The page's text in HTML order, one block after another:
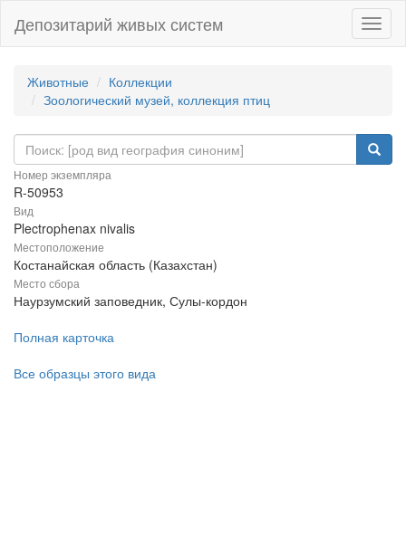
Депозитарий живых систем
Животные
Коллекции
Зоологический музей, коллекция птиц
Номер экземпляра
R-50953
Вид
Plectrophenax nivalis
Местоположение
Костанайская область (Казахстан)
Место сбора
Наурзумский заповедник, Сулы-кордон
Полная карточка
Все образцы этого вида